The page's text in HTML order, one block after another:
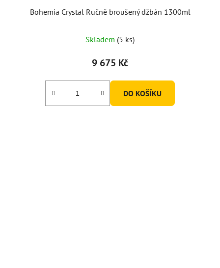
Bohemia Crystal Ručně broušený džbán 1300ml
Skladem (5 ks)
9 675 Kč
DO KOŠÍKU